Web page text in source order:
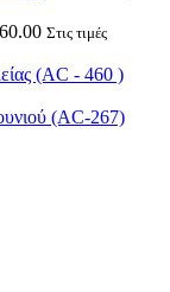
Στις τιμές
(AC - 460 )
(AC-267)